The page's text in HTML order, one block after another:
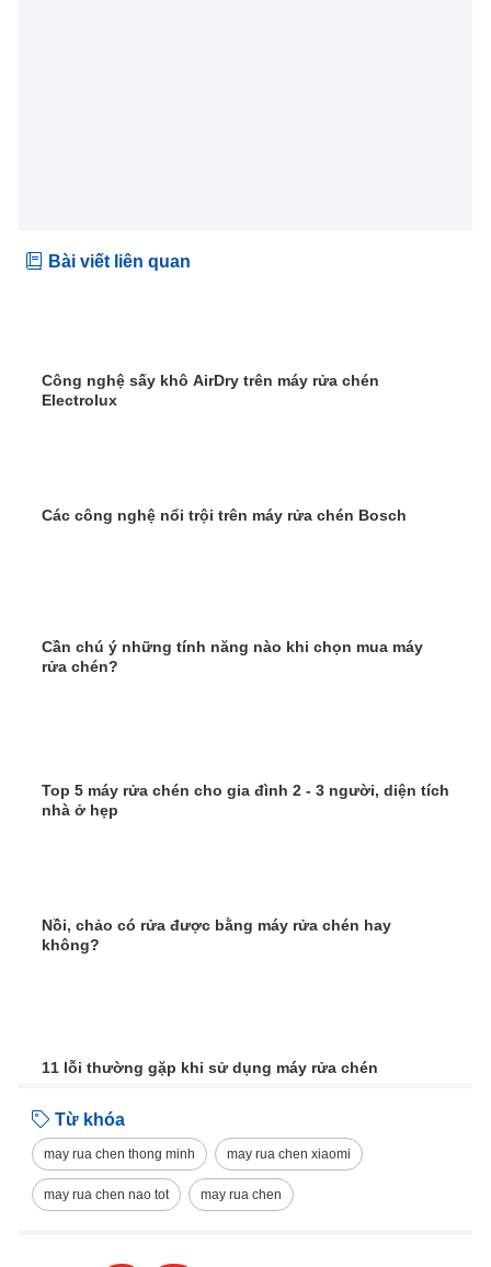
Bài viết liên quan
Công nghệ sấy khô AirDry trên máy rửa chén
Electrolux
Các công nghệ nổi trội trên máy rửa chén Bosch
Cần chú ý những tính năng nào khi chọn mua máy
rửa chén?
Top 5 máy rửa chén cho gia đình 2 - 3 người, diện tích
nhà ở hẹp
Nồi, chảo có rửa được bằng máy rửa chén hay
không?
11 lỗi thường gặp khi sử dụng máy rửa chén
Từ khóa
may rua chen thong minh may rua chen xiaomi
may rua chen nao tot may rua chen